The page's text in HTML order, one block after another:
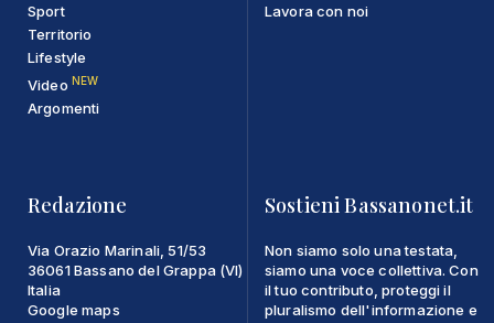
Sport
Territorio
Lifestyle
Video NEW
Argomenti
Lavora con noi
Redazione
Via Orazio Marinali, 51/53
36061 Bassano del Grappa (VI)
Italia
Google maps
Sostieni Bassanonet.it
Non siamo solo una testata,
siamo una voce collettiva. Con
il tuo contributo, proteggi il
pluralismo dell'informazione e